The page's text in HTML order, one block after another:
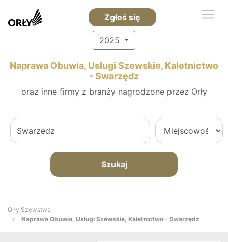
Zgłoś się
2025
Naprawa Obuwia, Usługi Szewskie, Kaletnictwo
- Swarzędz
oraz inne firmy z branży nagrodzone przez Orły
Szukaj
Orły Szewstwa
Naprawa Obuwia, Usługi Szewskie, Kaletnictwo - Swarzędz